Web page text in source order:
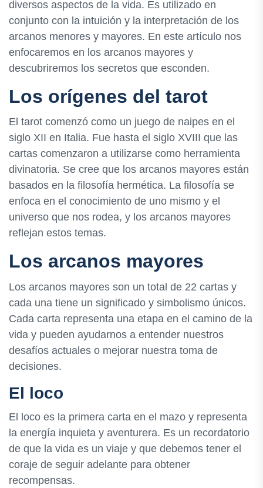
diversos aspectos de la vida. Es utilizado en
conjunto con la intuición y la interpretación de los
arcanos menores y mayores. En este artículo nos
enfocaremos en los arcanos mayores y
descubriremos los secretos que esconden.
Los orígenes del tarot
El tarot comenzó como un juego de naipes en el
siglo XII en Italia. Fue hasta el siglo XVIII que las
cartas comenzaron a utilizarse como herramienta
divinatoria. Se cree que los arcanos mayores están
basados en la filosofía hermética. La filosofía se
enfoca en el conocimiento de uno mismo y el
universo que nos rodea, y los arcanos mayores
reflejan estos temas.
Los arcanos mayores
Los arcanos mayores son un total de 22 cartas y
cada una tiene un significado y simbolismo únicos.
Cada carta representa una etapa en el camino de la
vida y pueden ayudarnos a entender nuestros
desafíos actuales o mejorar nuestra toma de
decisiones.
El loco
El loco es la primera carta en el mazo y representa
la energía inquieta y aventurera. Es un recordatorio
de que la vida es un viaje y que debemos tener el
coraje de seguir adelante para obtener
recompensas.